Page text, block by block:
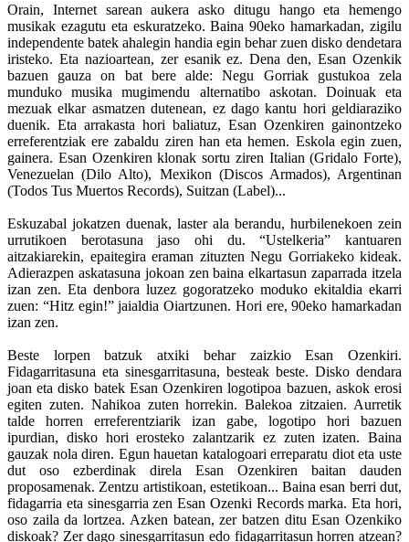
Orain, Internet sarean aukera asko ditugu hango eta hemengo
musikak ezagutu eta eskuratzeko. Baina 90eko hamarkadan, zigilu
independente batek ahalegin handia egin behar zuen disko dendetara
iristeko. Eta nazioartean, zer esanik ez. Dena den, Esan Ozenkik
bazuen gauza on bat bere alde: Negu Gorriak gustukoa zela
munduko musika mugimendu alternatibo askotan. Doinuak eta
mezuak elkar asmatzen dutenean, ez dago kantu hori geldiaraziko
duenik. Eta arrakasta hori baliatuz, Esan Ozenkiren gainontzeko
erreferentziak ere zabaldu ziren han eta hemen. Eskola egin zuen,
gainera. Esan Ozenkiren klonak sortu ziren Italian (Gridalo Forte),
Venezuelan (Dilo Alto), Mexikon (Discos Armados), Argentinan
(Todos Tus Muertos Records), Suitzan (Label)...
Eskuzabal jokatzen duenak, laster ala berandu, hurbilenekoen zein
urrutikoen berotasuna jaso ohi du. “Ustelkeria” kantuaren
aitzakiarekin, epaitegira eraman zituzten Negu Gorriakeko kideak.
Adierazpen askatasuna jokoan zen baina elkartasun zaparrada itzela
izan zen. Eta denbora luzez gogoratzeko moduko ekitaldia ekarri
zuen: “Hitz egin!” jaialdia Oiartzunen. Hori ere, 90eko hamarkadan
izan zen.
Beste lorpen batzuk atxiki behar zaizkio Esan Ozenkiri.
Fidagarritasuna eta sinesgarritasuna, besteak beste. Disko dendara
joan eta disko batek Esan Ozenkiren logotipoa bazuen, askok erosi
egiten zuten. Nahikoa zuten horrekin. Balekoa zitzaien. Aurretik
talde horren erreferentziarik izan gabe, logotipo hori bazuen
ipurdian, disko hori erosteko zalantzarik ez zuten izaten. Baina
gauzak nola diren. Egun hauetan katalogoari erreparatu diot eta uste
dut oso ezberdinak direla Esan Ozenkiren baitan dauden
proposamenak. Zentzu artistikoan, estetikoan... Baina esan berri dut,
fidagarria eta sinesgarria zen Esan Ozenki Records marka. Eta hori,
oso zaila da lortzea. Azken batean, zer batzen ditu Esan Ozenkiko
diskoak? Zer dago sinesgarritasun edo fidagarritasun horren atzean?